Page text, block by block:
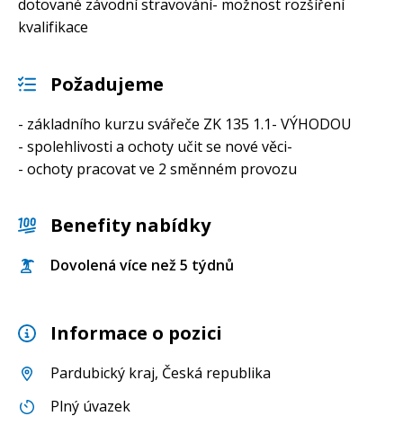
dotované závodní stravování- možnost rozšíření
kvalifikace
Požadujeme
- základního kurzu svářeče ZK 135 1.1- VÝHODOU
- spolehlivosti a ochoty učit se nové věci-
- ochoty pracovat ve 2 směnném provozu
Benefity nabídky
Dovolená více než 5 týdnů
Informace o pozici
Pardubický kraj, Česká republika
Plný úvazek